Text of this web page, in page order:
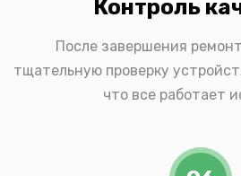
Контроль
После завершения
тщательную проверку
что все работает